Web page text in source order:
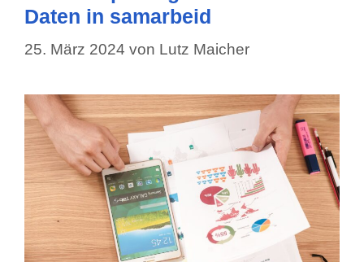
Daten in samarbeid
25. März 2024 von Lutz Maicher